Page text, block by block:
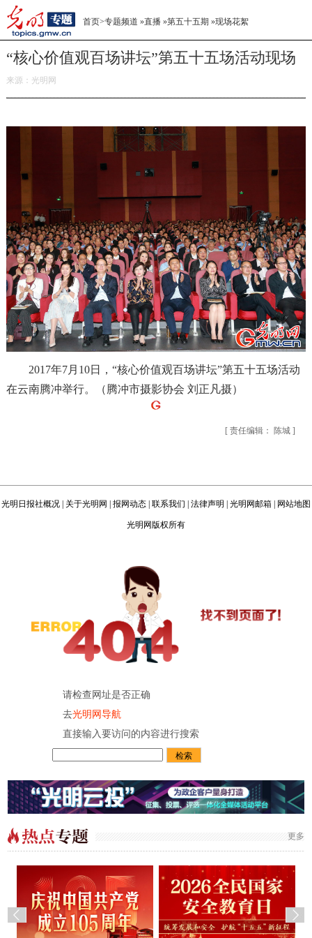
首页>专题频道 »直播»第五十五期 »现场花絮
“核心价值观百场讲坛”第五十五场活动现场
来源： 光明网
2017年7月10日，“核心价值观百场讲坛”第五十五场活动
在云南腾冲举行。
（腾冲市摄影协会 刘正凡摄）
[ 责任编辑： 陈城 ]
光明日报社概况 | 关于光明网 | 报网动态 | 联系我们 | 法律声明 | 光明网邮箱 | 网站地图
光明网版权所有
请检查网址是否正确
去光明网导航
直接输入要访问的内容进行搜索